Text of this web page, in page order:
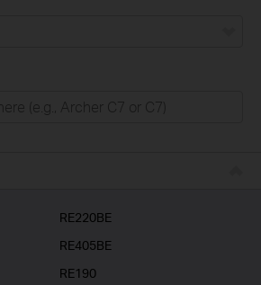
RE220BE
RE405BE
RE190